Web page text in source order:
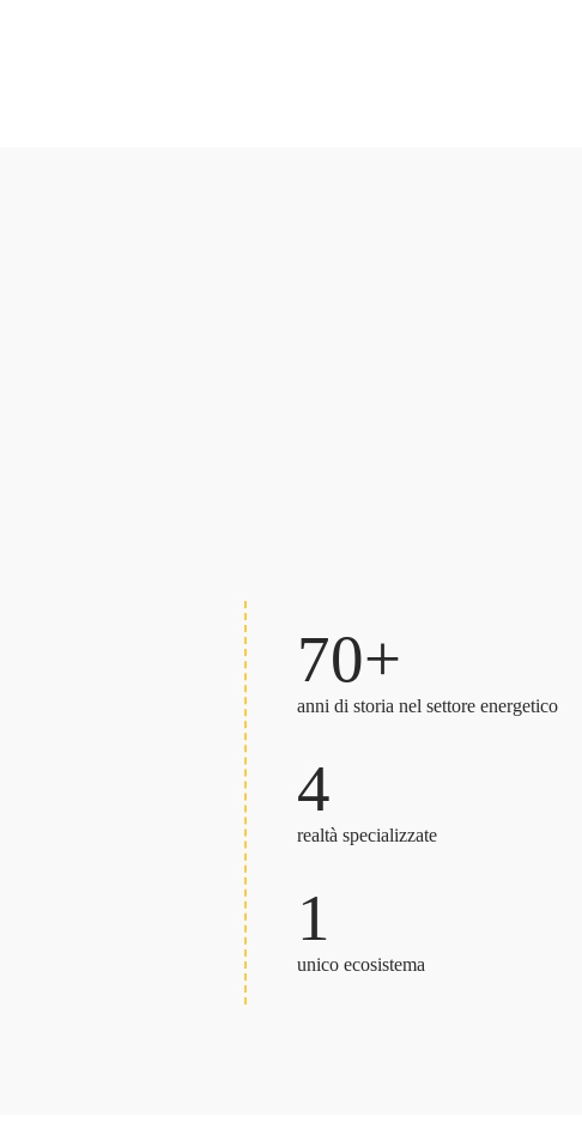
70+
anni di storia nel settore energetico
4
realtà specializzate
1
unico ecosistema